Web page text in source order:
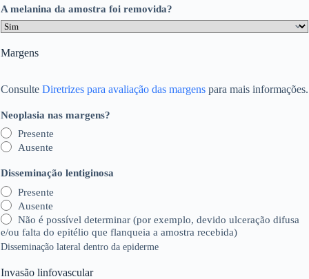
A melanina da amostra foi removida?
Margens
Consulte Diretrizes para avaliação das margens para mais informações.
Neoplasia nas margens?
Presente
Ausente
Disseminação lentiginosa
Presente
Ausente
Não é possível determinar (por exemplo, devido ulceração difusa
e/ou falta do epitélio que flanqueia a amostra recebida)
Disseminação lateral dentro da epiderme
Invasão linfovascular